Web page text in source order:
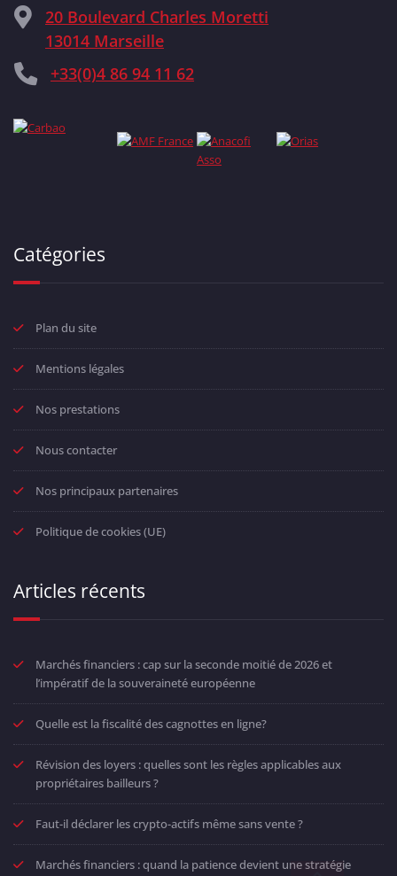
20 Boulevard Charles Moretti
13014 Marseille
+33(0)4 86 94 11 62
Catégories
Plan du site
Mentions légales
Nos prestations
Nous contacter
Nos principaux partenaires
Politique de cookies (UE)
Articles récents
Marchés financiers : cap sur la seconde moitié de 2026 et
l’impératif de la souveraineté européenne
Quelle est la fiscalité des cagnottes en ligne?
Révision des loyers : quelles sont les règles applicables aux
propriétaires bailleurs ?
Faut-il déclarer les crypto-actifs même sans vente ?
Marchés financiers : quand la patience devient une stratégie